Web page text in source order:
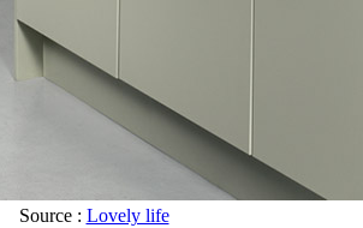
Source : Lovely life